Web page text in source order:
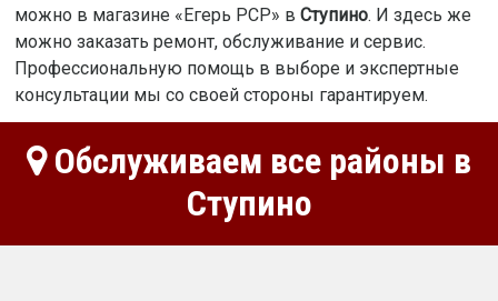
можно в магазине «Егерь PCP» в Ступино. И здесь же
можно заказать ремонт, обслуживание и сервис.
Профессиональную помощь в выборе и экспертные
консультации мы со своей стороны гарантируем.
Обслуживаем все районы в
Ступино